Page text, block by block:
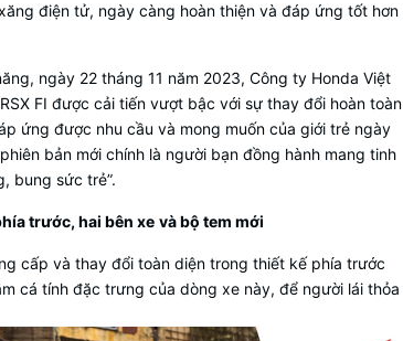
điện tử, ngày càng hoàn thiện và đáp ứng tốt hơn
ngày 22 tháng 11 năm 2023, Công ty Honda Việt
FI được cải tiến vượt bậc với sự thay đổi hoàn toàn
ứng được nhu cầu và mong muốn của giới trẻ ngày
bản mới chính là người bạn đồng hành mang tinh
bung sức trẻ”.
trước, hai bên xe và bộ tem mới
cấp và thay đổi toàn diện trong thiết kế phía trước
cá tính đặc trưng của dòng xe này, để người lái thỏa